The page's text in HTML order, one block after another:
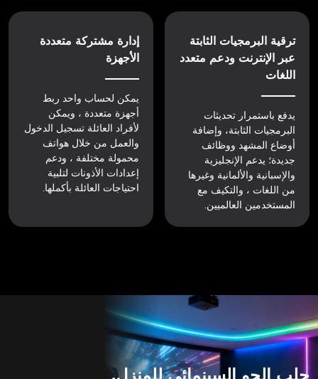
ترقية البرمجيات الثابتة
عبر الإنترنت ودعم متعدد
اللغات
يدفع باستمرار تحديثات
البرمجيات الثابتة، وإضافة
أوضاع المشهد ووظائف
جديدة؛ يدعم الإنجليزية
والإسبانية والألمانية وغيرها
من اللغات ، والتكيف مع
المستخدمين العالميين.
إدارة مشتركة متعددة
الأجهزة
يمكن لحساب واحد ربط
أجهزة متعددة ، ويمكن
لأفراد العائلة تسجيل الدخول
والعمل من خلال هواتف
محمولة مختلفة ، ودعم
إعدادات الأذونات لتلبية
احتياجات العائلة بأكملها.